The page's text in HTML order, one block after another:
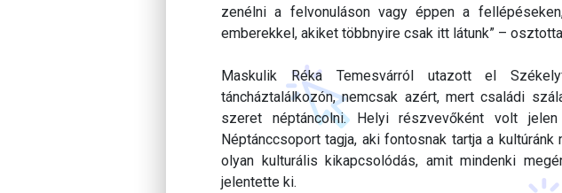
zenélni a felvonuláson vagy éppen a
emberekkel, akiket többnyire csak itt látunk” –
Maskulik Réka Temesvárról utazott el
táncháztalálkozón, nemcsak azért, mert családi
szeret néptáncolni. Helyi részvevőként volt
Néptánccsoport tagja, aki fontosnak tartja a
olyan kulturális kikapcsolódás, amit mindenki
jelentette ki.